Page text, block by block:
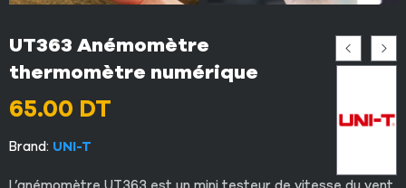
UT363 Anémomètre
thermomètre numérique
65.00 DT
Brand: UNI-T